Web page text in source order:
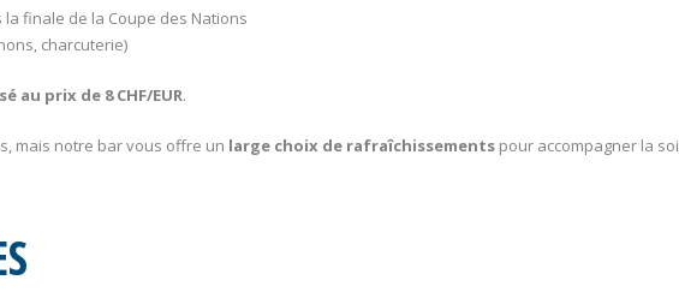
la finale de la Coupe des Nations
charcuterie)
au prix de 8 CHF/EUR.
mais notre bar vous offre un large choix de rafraîchissements pour accompagner la